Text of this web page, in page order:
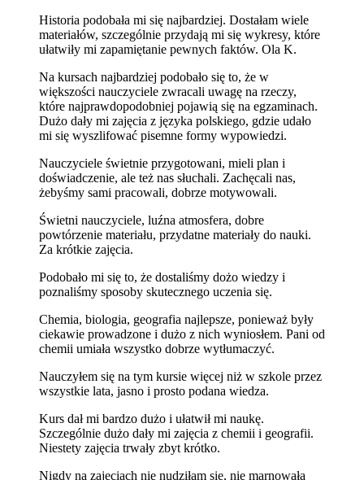
Historia podobała mi się najbardziej. Dostałam wiele
materiałów, szczególnie przydają mi się wykresy, które
ułatwiły mi zapamiętanie pewnych faktów. Ola K.
Na kursach najbardziej podobało się to, że w
większości nauczyciele zwracali uwagę na rzeczy,
które najprawdopodobniej pojawią się na egzaminach.
Dużo dały mi zajęcia z języka polskiego, gdzie udało
mi się wyszlifować pisemne formy wypowiedzi.
Nauczyciele świetnie przygotowani, mieli plan i
doświadczenie, ale też nas słuchali. Zachęcali nas,
żebyśmy sami pracowali, dobrze motywowali.
Świetni nauczyciele, luźna atmosfera, dobre
powtórzenie materiału, przydatne materiały do nauki.
Za krótkie zajęcia.
Podobało mi się to, że dostaliśmy dożo wiedzy i
poznaliśmy sposoby skutecznego uczenia się.
Chemia, biologia, geografia najlepsze, ponieważ były
ciekawie prowadzone i dużo z nich wyniosłem. Pani od
chemii umiała wszystko dobrze wytłumaczyć.
Nauczyłem się na tym kursie więcej niż w szkole przez
wszystkie lata, jasno i prosto podana wiedza.
Kurs dał mi bardzo dużo i ułatwił mi naukę.
Szczególnie dużo dały mi zajęcia z chemii i geografii.
Niestety zajęcia trwały zbyt krótko.
Nigdy na zajęciach nie nudziłam się, nie marnowała